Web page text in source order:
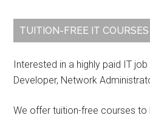
Primary
Sidebar
TUITION-FREE IT COURSES
Interested in a highly paid IT
Developer, Network
We offer tuition-free courses to